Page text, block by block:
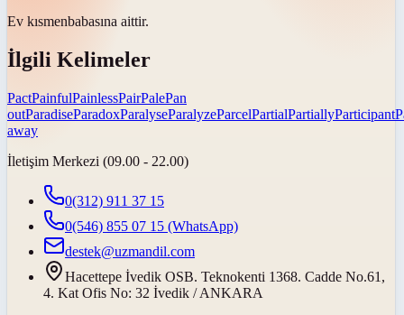
Ev kısmenbabasına aittir.
İlgili Kelimeler
PactPainfulPainlessPairPalePan
outParadiseParadoxParalyseParalyzeParcelPartialPartiallyParticipant
away
İletişim Merkezi (09.00 - 22.00)
0(312) 911 37 15
0(546) 855 07 15 (WhatsApp)
destek@uzmandil.com
Hacettepe İvedik OSB. Teknokenti 1368. Cadde No.61,
4. Kat Ofis No: 32 İvedik / ANKARA